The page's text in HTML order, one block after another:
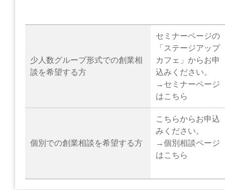
少人数グループ形式での創業相
談を希望する方
セミナーページの
「ステージアップ
カフェ」からお申
込みください。
→ セミナーページ
はこちら
個別での創業相談を希望する方
こちらからお申込
みください。
→個別相談ページ
はこちら